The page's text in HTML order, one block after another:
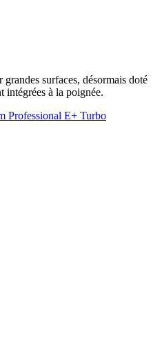
surfaces, désormais doté
intégrées à la poignée.
Professional E+ Turbo